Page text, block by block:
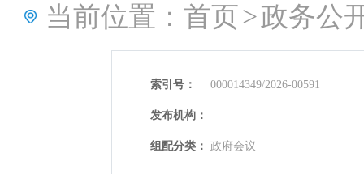
当前位置： 首页>政务公
索引号： 000014349/2026-00591
发布机构：
组配分类： 政府会议